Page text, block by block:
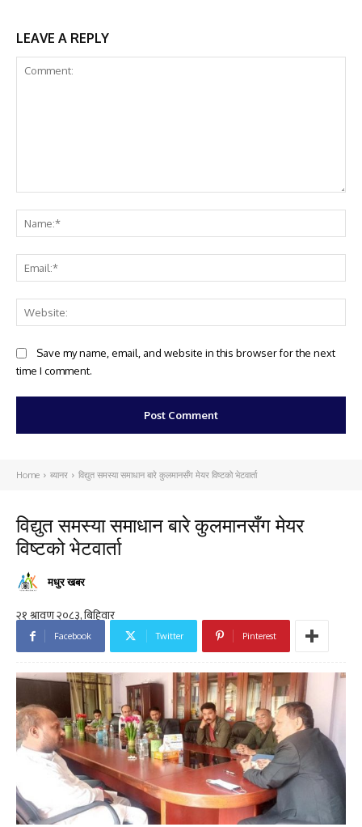
LEAVE A REPLY
Save my name, email, and website in this browser for the next
time I comment.